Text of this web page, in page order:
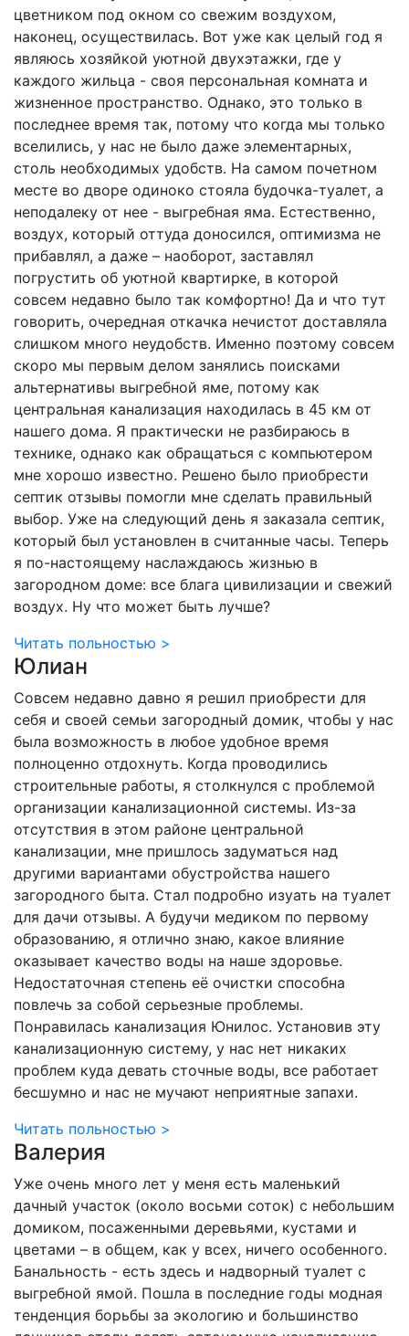
цветником под окном со свежим воздухом,
наконец, осуществилась. Вот уже как целый год я
являюсь хозяйкой уютной двухэтажки, где у
каждого жильца - своя персональная комната и
жизненное пространство. Однако, это только в
последнее время так, потому что когда мы только
вселились, у нас не было даже элементарных,
столь необходимых удобств. На самом почетном
месте во дворе одиноко стояла будочка-туалет, а
неподалеку от нее - выгребная яма. Естественно,
воздух, который оттуда доносился, оптимизма не
прибавлял, а даже – наоборот, заставлял
погрустить об уютной квартирке, в которой
совсем недавно было так комфортно! Да и что тут
говорить, очередная откачка нечистот доставляла
слишком много неудобств. Именно поэтому совсем
скоро мы первым делом занялись поисками
альтернативы выгребной яме, потому как
центральная канализация находилась в 45 км от
нашего дома. Я практически не разбираюсь в
технике, однако как обращаться с компьютером
мне хорошо известно. Решено было приобрести
септик отзывы помогли мне сделать правильный
выбор. Уже на следующий день я заказала септик,
который был установлен в считанные часы. Теперь
я по-настоящему наслаждаюсь жизнью в
загородном доме: все блага цивилизации и свежий
воздух. Ну что может быть лучше?
Читать польностью >
Юлиан
Совсем недавно давно я решил приобрести для
себя и своей семьи загородный домик, чтобы у нас
была возможность в любое удобное время
полноценно отдохнуть. Когда проводились
строительные работы, я столкнулся с проблемой
организации канализационной системы. Из-за
отсутствия в этом районе центральной
канализации, мне пришлось задуматься над
другими вариантами обустройства нашего
загородного быта. Стал подробно изуать на туалет
для дачи отзывы. А будучи медиком по первому
образованию, я отлично знаю, какое влияние
оказывает качество воды на наше здоровье.
Недостаточная степень её очистки способна
повлечь за собой серьезные проблемы.
Понравилась канализация Юнилос. Установив эту
канализационную систему, у нас нет никаких
проблем куда девать сточные воды, все работает
бесшумно и нас не мучают неприятные запахи.
Читать польностью >
Валерия
Уже очень много лет у меня есть маленький
дачный участок (около восьми соток) с небольшим
домиком, посаженными деревьями, кустами и
цветами – в общем, как у всех, ничего особенного.
Банальность - есть здесь и надворный туалет с
выгребной ямой. Пошла в последние годы модная
тенденция борьбы за экологию и большинство